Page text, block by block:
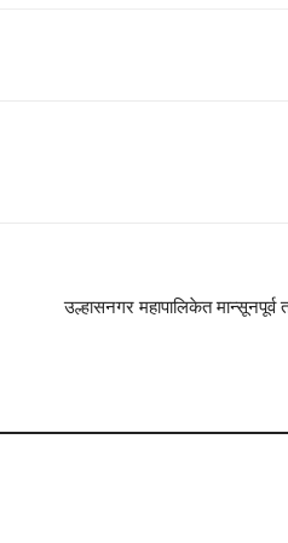
उल्हासनगर महापालिकेत मान्सूनपूर्व